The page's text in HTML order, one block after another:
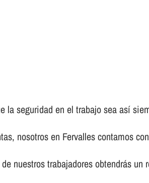
la seguridad en el trabajo sea así­
nosotros en Fervalles contamos
nuestros trabajadores obtendrás un